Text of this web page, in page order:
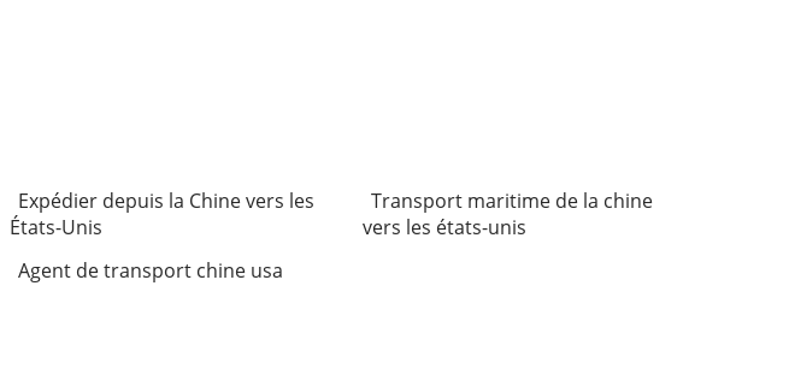
Expédier depuis la Chine vers les
États-Unis
Transport maritime de la chine
vers les états-unis
Agent de transport chine usa